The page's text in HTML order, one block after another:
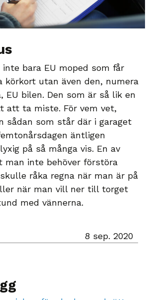
bara EU moped som får
körkort utan även den, numera
EU bilen. Den som är så lik en
att ta miste. För vem vet,
sådan som står där i garaget
äntligen
på så många vis. En av
man inte behöver förstöra
råka regna när man är på
när man vill ner till torget
med vännerna.
8 sep. 2020